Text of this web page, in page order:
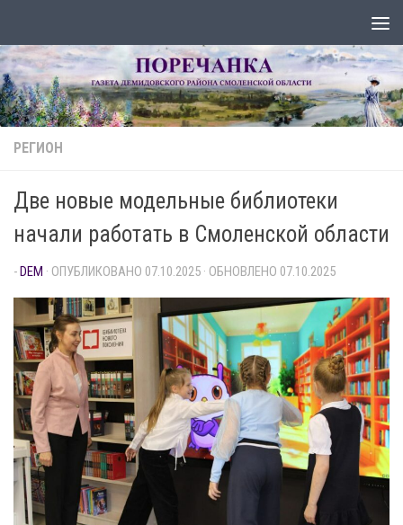
РЕГИОН
Две новые модельные библиотеки
начали работать в Смоленской области
-DEM · ОПУБЛИКОВАНО 07.10.2025 · ОБНОВЛЕНО 07.10.2025